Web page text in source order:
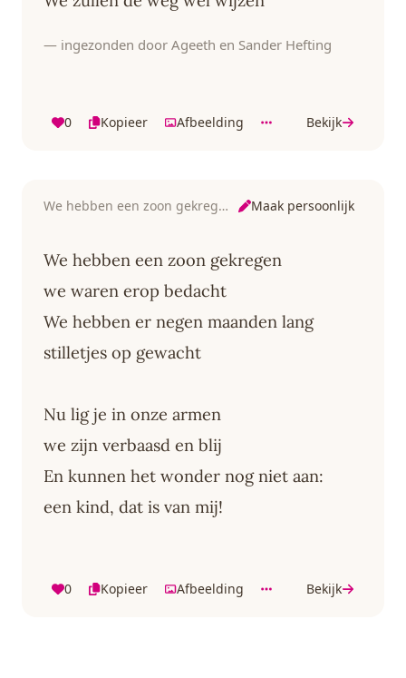
— ingezonden door Ageeth en Sander Hefting
0 Kopieer Afbeelding Bekijk
We hebben een zoon gekregen Maak persoonlijk
We hebben een zoon gekregen
we waren erop bedacht
We hebben er negen maanden lang
stilletjes op gewacht
Nu lig je in onze armen
we zijn verbaasd en blij
En kunnen het wonder nog niet aan:
een kind, dat is van mij!
0 Kopieer Afbeelding Bekijk